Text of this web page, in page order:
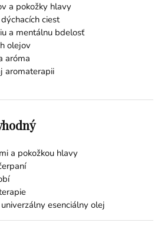
a pokožky hlavy
ciest
a mentálnu bdelosť
olejov
aróma
aromaterapii
a pokožkou hlavy
esenciálny olej